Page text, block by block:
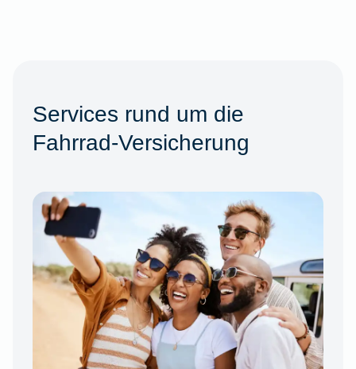
Services rund um die
Fahrrad-Versicherung